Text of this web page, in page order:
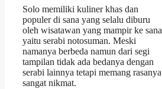
Solo memiliki kuliner khas dan
populer di sana yang selalu diburu
oleh wisatawan yang mampir ke sana
yaitu serabi notosuman. Meski
namanya berbeda namun dari segi
tampilan tidak ada bedanya dengan
serabi lainnya tetapi memang rasanya
sangat nikmat.